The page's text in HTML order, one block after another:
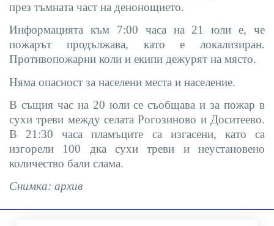
през тъмната част на денонощието.
Информацията към 7:00 часа на 21 юли е, че
пожарът продължава, като е локализиран.
Противопожарни коли и екипи дежурят на място.
Няма опасност за населени места и население.
В същия час на 20 юли се съобщава и за пожар в
сухи треви между селата Рогозиново и Доситеево.
В 21:30 часа пламъците са изгасени, като са
изгорели 100 дка сухи треви и неустановено
количество бали слама.
Снимка: архив